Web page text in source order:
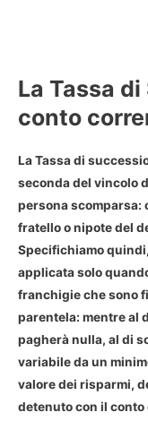
La Tassa
conto
LaTassa di
seconda del vincolo
persona scomparsa:
fratello o nipote del
Specifichiamo
applicata solo
franchigie che sono
parentela: mentre al
pagherà nulla, al di
variabile da un
valoredei risparmi,
detenuto con il conto